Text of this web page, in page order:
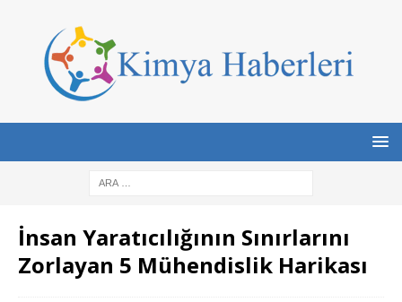
İnsan Yaratıcılığının Sınırlarını
Zorlayan 5 Mühendislik Harikası